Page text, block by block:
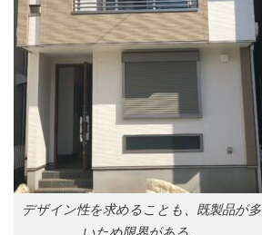
デザイン性を求めることも、既製品が多
いため限界がある。